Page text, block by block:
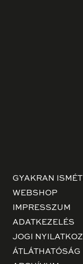
GYAKRAN
WEBSHOP
IMPRESSZUM
ADATKEZELÉS
JOGI
ÁTLÁTHATÓSÁG